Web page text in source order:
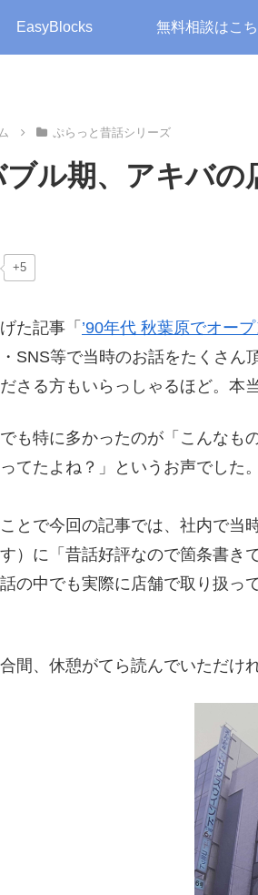
EasyBlocks 無料相談はこ
ぷらっと昔話シリーズ
ブル期、アキバの
+5
た記事「 ’90年代 秋葉原でオー
SNS等で当時のお話をたくさん
さる方もいらっしゃるほど。本
も特に多かったのが「こんなも
てたよね？」というお声でした。
とで今回の記事では、社内で当
）に「昔話好評なので箇条書き
の中でも実際に店舗で取り扱っ
間、休憩がてら読んでいただけ